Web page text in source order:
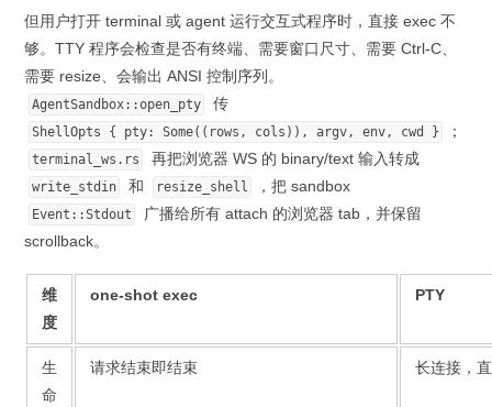
但用户打开 terminal 或 agent 运行交互式程序时，直接 exec 不
够。TTY 程序会检查是否有终端、需要窗口尺寸、需要 Ctrl-C、
需要 resize、会输出 ANSI 控制序列。
AgentSandbox::open_pty 传
ShellOpts { pty: Some((rows, cols)), argv, env, cwd } ；
terminal_ws.rs 再把浏览器 WS 的 binary/text 输入转成
write_stdin 和 resize_shell ，把 sandbox
Event::Stdout
广播给所有 attach 的浏览器 tab，并保留
scrollback。
维
度
one-shot exec PTY
生
命
请求结束即结束 长连接，